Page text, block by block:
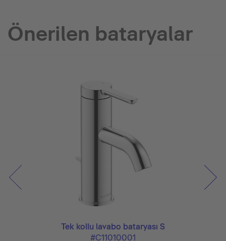
Önerilen bataryalar
Tek kollu lavabo bataryası S
#C11010001